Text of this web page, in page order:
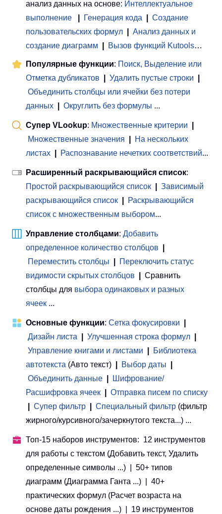
анализ данных на основе: Интеллектуальное
выполнение
Генерация кода
Создание
пользовательских формул
Анализ данных и
создание диаграмм
Вызов функций Kutools…
Популярные функции: Поиск, Выделение или
Отметка дубликатов
Удалить пустые строки
Объединить столбцы или ячейки без потери
данных
Округлить без формулы ...
Супер VLookup: Множественные критерии
Множественные значения
На нескольких
листах
Распознавание нечетких соответствий...
Расширенный раскрывающийся список:
Простой раскрывающийся список
Зависимый
раскрывающийся список
Раскрывающийся
список с множественным выбором...
Управление столбцами: Добавить
определенное количество столбцов
Переместить столбцы
Переключить статус
видимости скрытых столбцов
Сравнить
столбцы для выбора одинаковых и разных
ячеек ...
Основные функции: Сетка фокусировки
Дизайн листа
Улучшенная строка формул
Управление книгами и листами
Библиотека
автотекста (Авто текст) Выбор даты
Объединить данные
Шифрование/
Расшифровка ячеек
Отправка писем по списку
Супер фильтр Специальный фильтр (фильтр
жирного/курсивного/зачеркнутого текста...) ...
Топ-15 наборов инструментов: 12 инструментов
для работы с текстом (Добавить текст, Удалить
определенные символы ...) | 50+ типов
диаграмм (Диаграмма Ганта ...) | 40+
практических формул (Расчет возраста на
основе даты рождения ...) | 19 инструментов